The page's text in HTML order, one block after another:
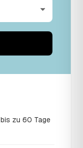
bis zu 60 Tage